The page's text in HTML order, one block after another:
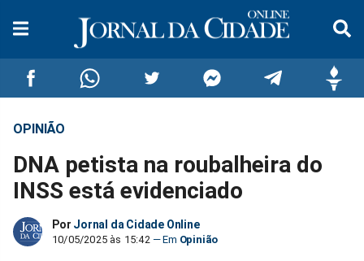
Compartilhar
no
Facebook
Compartilhar
no
Whatsapp
no
Twitter
no
Messenger
no
OPINIÃO
DNA petista na roubalheira do
INSS está evidenciado
Por Jornal da Cidade Online
10/05/2025 às 15:42 Opinião